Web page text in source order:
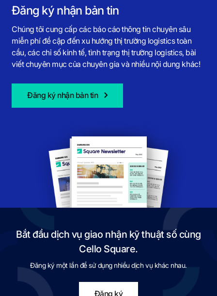
Đăng ký nhận bản tin
Chúng tôi cung cấp các báo cáo thông tin chuyên sâu
miễn phí đề cập đến xu hướng thị trường logistics toàn
cầu, các chỉ số kinh tế, tình trạng thị trường logistics, bài
viết chuyên mục của chuyên gia và nhiều nội dung khác!
Đăng ký nhận bản tin
Bắt đầu dịch vụ giao nhận kỹ thuật số cùng
Cello Square.
Đăng ký một lần để sử dụng nhiều dịch vụ khác nhau.
Đăng ký